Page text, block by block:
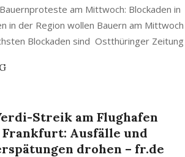
am Mittwoch: Blockaden in
in der Region wollen Bauern am Mittwoch
Blockaden sind Ostthüringer Zeitung
Streik am Flughafen
Frankfurt: Ausfälle und
drohen – fr.de